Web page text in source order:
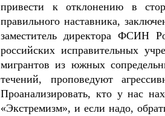
привести к отклонению в
правильного наставника,
заместитель директора ФСИН
российских исправительных
мигрантов из южных
течений, проповедуют
Проанализировать, кто у нас
«Экстремизм», и если надо,